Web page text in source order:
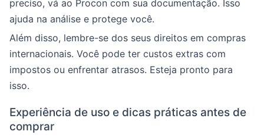
preciso, vá ao Procon com sua documentação. Isso
ajuda na análise e protege você.
Além disso, lembre-se dos seus direitos em compras
internacionais. Você pode ter custos extras com
impostos ou enfrentar atrasos. Esteja pronto para
isso.
Experiência de uso e dicas práticas antes de
comprar